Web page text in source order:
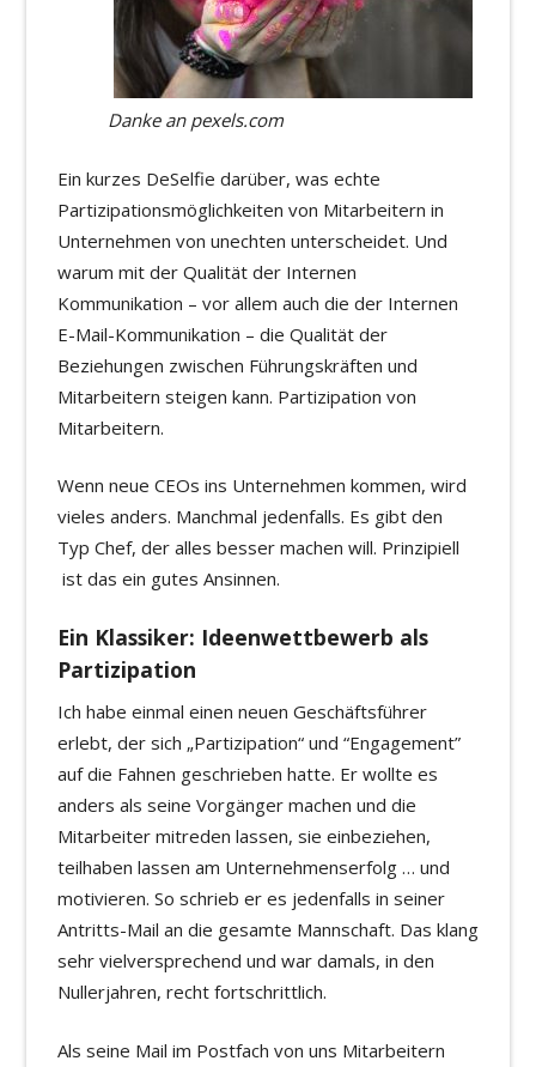
Danke an pexels.com
Ein kurzes DeSelfie darüber, was echte
Partizipationsmöglichkeiten von Mitarbeitern in
Unternehmen von unechten unterscheidet. Und
warum mit der Qualität der Internen
Kommunikation – vor allem auch die der Internen
E-Mail-Kommunikation – die Qualität der
Beziehungen zwischen Führungskräften und
Mitarbeitern steigen kann. Partizipation von
Mitarbeitern.
Wenn neue CEOs ins Unternehmen kommen, wird
vieles anders. Manchmal jedenfalls. Es gibt den
Typ Chef, der alles besser machen will. Prinzipiell
ist das ein gutes Ansinnen.
Ein Klassiker: Ideenwettbewerb als
Partizipation
Ich habe einmal einen neuen Geschäftsführer
erlebt, der sich „Partizipation“ und “Engagement”
auf die Fahnen geschrieben hatte. Er wollte es
anders als seine Vorgänger machen und die
Mitarbeiter mitreden lassen, sie einbeziehen,
teilhaben lassen am Unternehmenserfolg … und
motivieren. So schrieb er es jedenfalls in seiner
Antritts-Mail an die gesamte Mannschaft. Das klang
sehr vielversprechend und war damals, in den
Nullerjahren, recht fortschrittlich.
Als seine Mail im Postfach von uns Mitarbeitern